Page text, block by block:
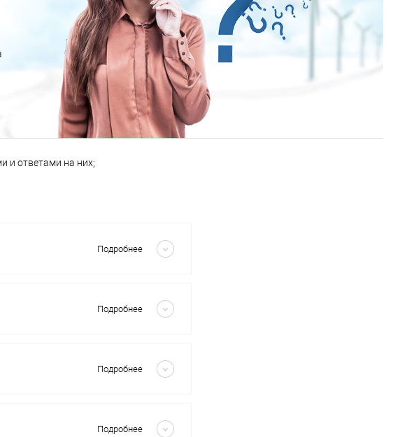
и ответами на них;
Подробнее
Подробнее
Подробнее
Подробнее